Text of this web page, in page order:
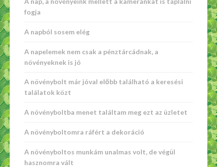
fogja
A napból sosem elég
A napelemek nem csak a pénztárcádnak, a
növényeknek is jó
A növénybolt már jóval előbb található a keresési
találatok közt
A növényboltba menet találtam meg ezt az üzletet
A növényboltomra ráfért a dekoráció
A növényboltos munkám unalmas volt, de végül
hasznomra vált